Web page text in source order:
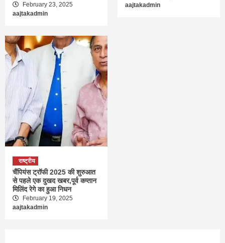
February 23, 2025
aajtakadmin
aajtakadmin
राष्ट्रीय
चैंपियंस ट्रॉफी 2025 की शुरुआत
से पहले एक दुखद खबर,पूर्व कप्तान
मिलिंद रेगे का हुआ निधन
February 19, 2025
aajtakadmin